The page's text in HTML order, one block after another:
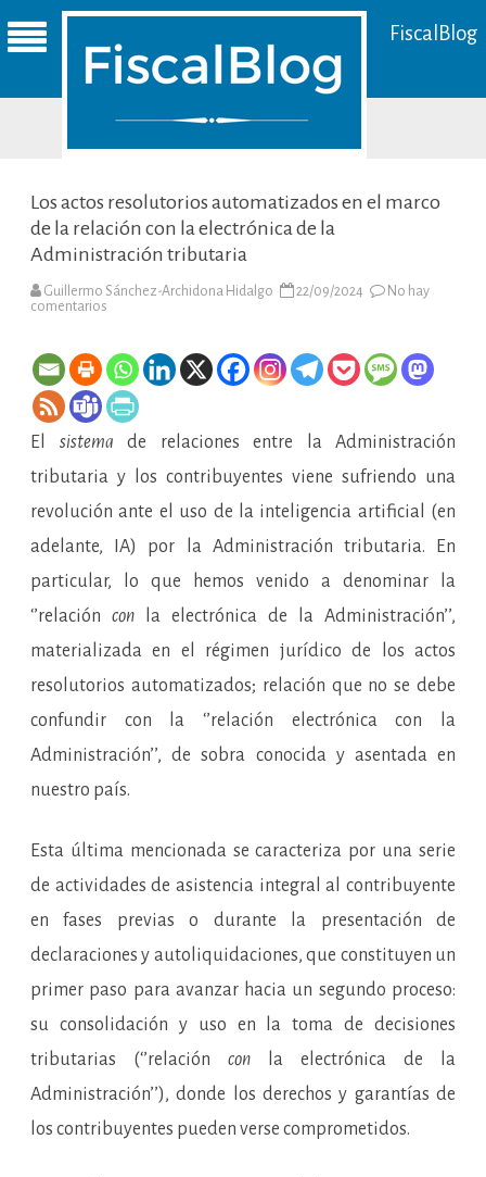
FiscalBlog
Los actos resolutorios automatizados en el marco
de la relación con la electrónica de la
Administración tributaria
Guillermo Sánchez-Archidona Hidalgo 22/09/2024
No hay
comentarios
resolutorios
automatizados
en
el
marco
de
la
con
la
electrónica
de
Administración
El sistema de relaciones entre la Administración
tributaria y los contribuyentes viene sufriendo una
revolución ante el uso de la inteligencia artificial (en
adelante, IA) por la Administración tributaria. En
particular, lo que hemos venido a denominar la
‘’relación con la electrónica de la Administración’’,
materializada en el régimen jurídico de los actos
resolutorios automatizados; relación que no se debe
confundir con la ‘’relación electrónica con la
Administración’’, de sobra conocida y asentada en
nuestro país.
Esta última mencionada se caracteriza por una serie
de actividades de asistencia integral al contribuyente
en fases previas o durante la presentación de
declaraciones y autoliquidaciones, que constituyen un
primer paso para avanzar hacia un segundo proceso:
su consolidación y uso en la toma de decisiones
tributarias (‘’relación con la electrónica de la
Administración’’), donde los derechos y garantías de
los contribuyentes pueden verse comprometidos.